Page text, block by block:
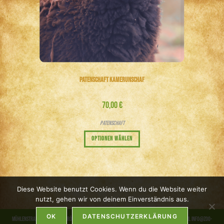
Patenschaft Kamerunschaf
70,00€
Patenschaft
Optionen wählen
Mühlenstraße 32 | 23743 Grömitz | Telefon 04562-5660 | Telefax 04562-266810 | Email info@zoo-
Diese Website benutzt Cookies. Wenn du die Website weiter
nutzt, gehen wir von deinem Einverständnis aus.
OK DATENSCHUTZERKLÄRUNG